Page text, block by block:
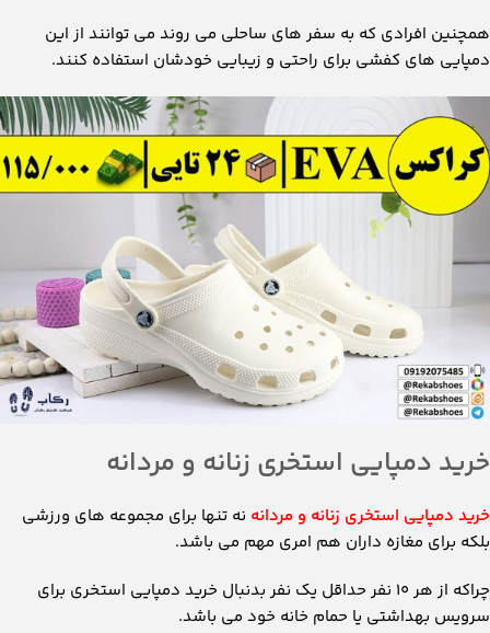
همچنین افرادی که به سفر های ساحلی می روند می توانند از این
دمپایی های کفشی برای راحتی و زیبایی خودشان استفاده کنند.
خرید دمپایی استخری زنانه و مردانه
خرید دمپایی استخری زنانه و مردانه نه تنها برای مجموعه های ورزشی
بلکه برای مغازه داران هم امری مهم می باشد.
چراکه از هر ۱۰ نفر حداقل یک نفر بدنبال خرید دمپایی استخری برای
سرویس بهداشتی یا حمام خانه خود می باشد.